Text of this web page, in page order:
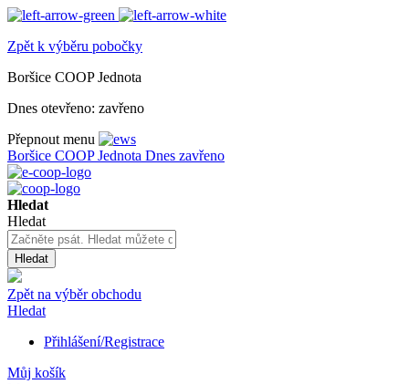
Zpět k výběru pobočky
Boršice COOP Jednota
Dnes otevřeno: zavřeno
Přepnout menu
Boršice COOP Jednota Dnes zavřeno
Hledat
Hledat
Hledat
Zpět na výběr obchodu
Hledat
Přihlášení/Registrace
Můj košík